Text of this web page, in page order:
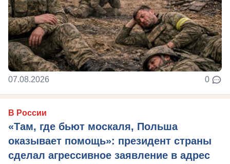
07.08.2026 0
В России
«Там, где бьют москаля, Польша
оказывает помощь»: президент страны
сделал агрессивное заявление в адрес